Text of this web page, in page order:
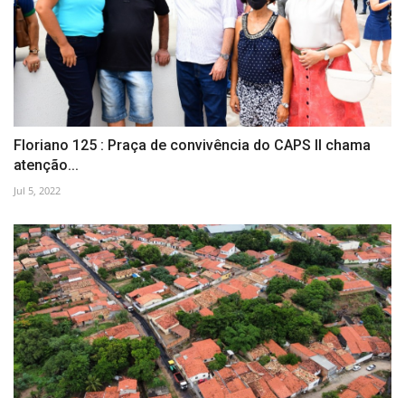
Floriano 125 : Praça de convivência do CAPS II chama
atenção...
Jul 5, 2022